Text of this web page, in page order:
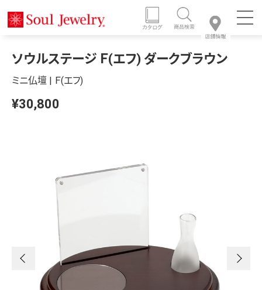
ソウルステージ Ｆ(エフ) ダークブラウン
ミニ仏壇 | Ｆ(エフ)
¥30,800